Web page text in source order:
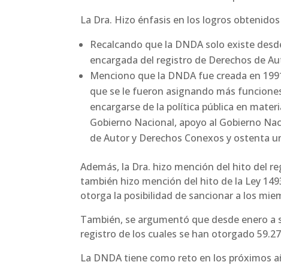
La Dra. Hizo énfasis en los logros
Recalcando que la DNDA solo existe
encargada del registro de Derechos de
Menciono que la DNDA fue creada en
que se le fueron asignando más
encargarse de la política pública en
Gobierno Nacional, apoyo al Gobierno
de Autor y Derechos Conexos y ostenta
Además, la Dra. hizo mención del hito del
también hizo mención del hito de la Ley
otorga la posibilidad de sancionar a los
También, se argumentó que desde enero a
registro de los cuales se han otorgado
La DNDA tiene como reto en los próximos